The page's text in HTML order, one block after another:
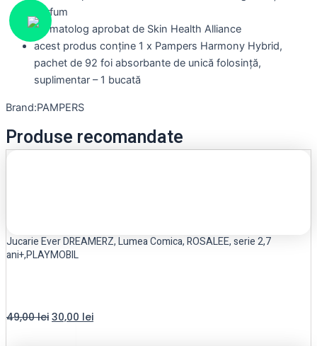
parfum
dermatolog aprobat de Skin Health Alliance
acest produs conține 1 x Pampers Harmony Hybrid,
pachet de 92 foi absorbante de unică folosință,
suplimentar – 1 bucată
Brand:PAMPERS
Produse recomandate
Jucarie Ever DREAMERZ, Lumea Comica, ROSALEE, serie 2,7
ani+,PLAYMOBIL
49,00lei 30,00 lei